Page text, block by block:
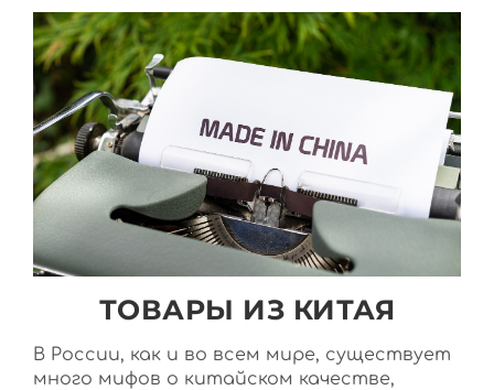
ТОВАРЫ ИЗ КИТАЯ
В России, как и во всем мире, существует
много мифов о китайском качестве,